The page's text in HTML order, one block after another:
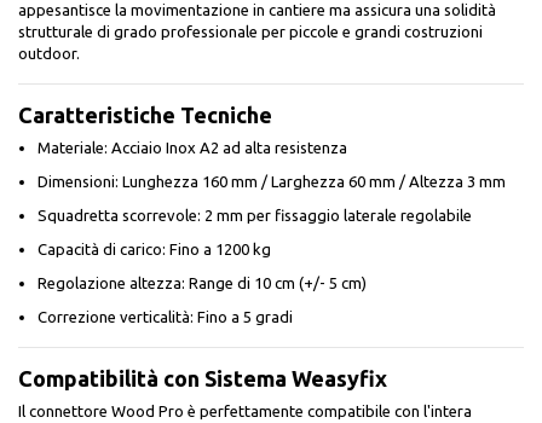
appesantisce la movimentazione in cantiere ma assicura una solidità
strutturale di grado professionale per piccole e grandi costruzioni
outdoor.
Caratteristiche Tecniche
Materiale: Acciaio Inox A2 ad alta resistenza
Dimensioni: Lunghezza 160 mm / Larghezza 60 mm / Altezza 3 mm
Squadretta scorrevole: 2 mm per fissaggio laterale regolabile
Capacità di carico: Fino a 1200 kg
Regolazione altezza: Range di 10 cm (+/- 5 cm)
Correzione verticalità: Fino a 5 gradi
Compatibilità con Sistema Weasyfix
Il connettore Wood Pro è perfettamente compatibile con l'intera